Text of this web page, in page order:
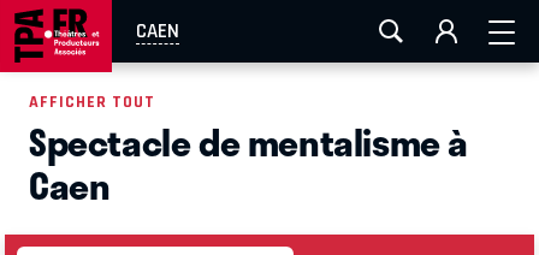
CAEN
AIX-MARSEILLE LA ROCHELLE
EN TOURNÉE
AFFICHER TOUT
Spectacle de mentalisme à
Caen